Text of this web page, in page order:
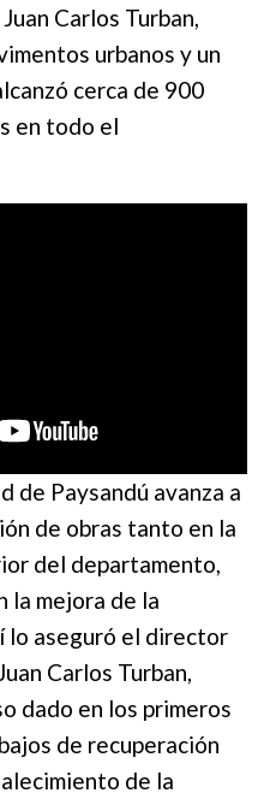
Carlos Turban,
urbanos y un
cerca de 900
en todo el
de Paysandú avanza a
de obras tanto en la
del departamento,
la mejora de la
lo aseguró el director
Carlos Turban,
dado en los primeros
de recuperación
de la